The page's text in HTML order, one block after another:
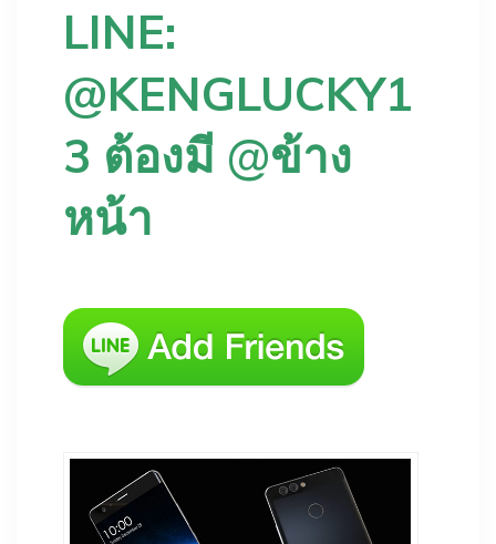
LINE:
@KENGLUCKY1
3 ต้องมี @ข้าง
หน้า